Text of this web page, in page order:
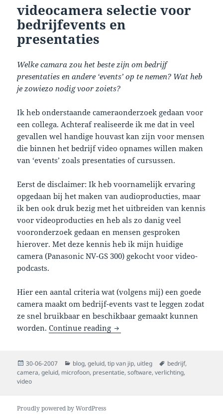
videocamera selectie voor
bedrijfevents en
presentaties
Welke camara zou het beste zijn om bedrijf
presentaties en andere ‘events’ op te nemen? Wat heb
je zowiezo nodig voor zoiets?
Ik heb onderstaande cameraonderzoek gedaan voor
een collega. Achteraf realiseerde ik me dat in veel
gevallen wel handige houvast kan zijn voor mensen
die binnen het bedrijf video opnames willen maken
van ‘events’ zoals presentaties of cursussen.
Eerst de disclaimer: Ik heb voornamelijk ervaring
opgedaan bij het maken van audioproducties, maar
ik ben ook druk bezig met het uitbreiden van kennis
voor videoproducties en heb als zo danig veel
vooronderzoek gedaan en mensen gesproken
hierover. Met deze kennis heb ik mijn huidige
camera (Panasonic NV-GS 300) gekocht voor video-
podcasts.
Hier een aantal criteria wat (volgens mij) een goede
camera maakt om bedrijf-events vast te leggen zodat
ze snel bruikbaar en beschikbaar gemaakt kunnen
worden.Continue reading videocamera selectie voor
Posted
on
30-06-2007 Categories
blog,geluid,tip van jip, uitleg Tags
bedrijf,
camera,geluid, microfoon, presentatie,software,verlichting,
video
Proudly powered by WordPress